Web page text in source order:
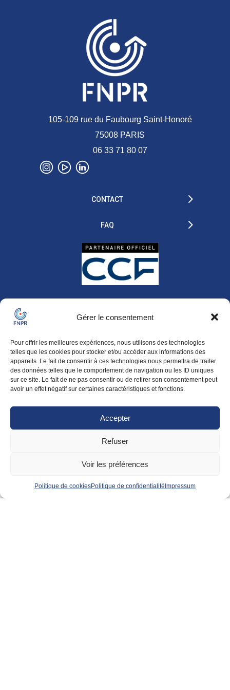
Gérer le consentement
Pour offrir les meilleures expériences, nous utilisons des technologies
telles que les cookies pour stocker et/ou accéder aux informations des
appareils. Le fait de consentir à ces technologies nous permettra de traiter
des données telles que le comportement de navigation ou les ID uniques
sur ce site. Le fait de ne pas consentir ou de retirer son consentement peut
avoir un effet négatif sur certaines caractéristiques et fonctions.
Accepter
Refuser
Voir les préférences
Politique de cookiesPolitique de confidentialité Impressum
105-109 rue du Faubourg Saint-Honoré
75008 PARIS
06 33 71 80 07
CONTACT
FAQ
-
Politique de cookies (UE)
-
Mentions légales
-
2021 – 2026 ©